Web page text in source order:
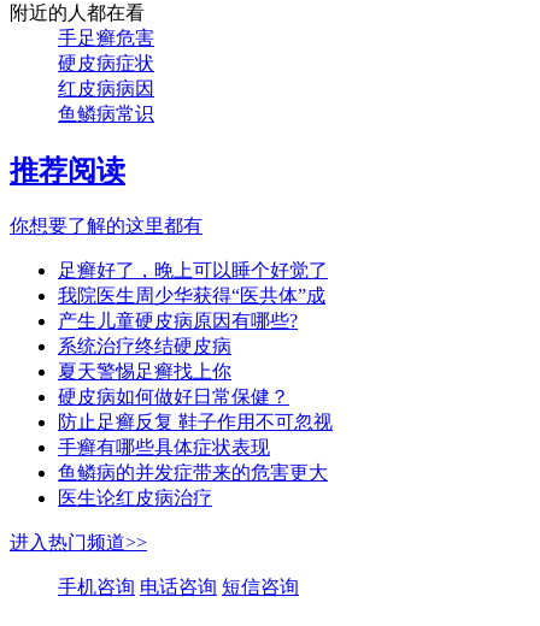
附近的人都在看
手足癣危害
硬皮病症状
红皮病病因
鱼鳞病常识
推荐阅读
你想要了解的这里都有
足癣好了，晚上可以睡个好觉了
我院医生周少华获得“医共体”成
产生儿童硬皮病原因有哪些?
系统治疗终结硬皮病
夏天警惕足癣找上你
硬皮病如何做好日常保健？
防止足癣反复 鞋子作用不可忽视
手癣有哪些具体症状表现
鱼鳞病的并发症带来的危害更大
医生论红皮病治疗
进入热门频道>>
手机咨询 电话咨询 短信咨询